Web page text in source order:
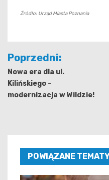
Źródło: Urząd Miasta Poznania
Nawigacja
wpisu
Poprzedni:
Nowa era dla ul.
Kilińskiego –
modernizacja w Wildzie!
POWIĄZANE